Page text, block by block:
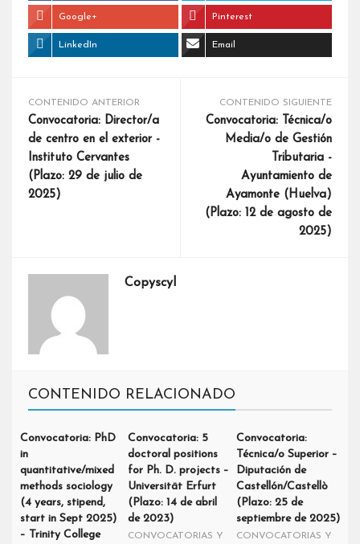
Google+ Pinterest
LinkedIn Email
CONTENIDO ANTERIOR
Convocatoria: Director/a
de centro en el exterior -
Instituto Cervantes
(Plazo: 29 de julio de
2025)
CONTENIDO SIGUIENTE
Convocatoria: Técnica/o
Media/o de Gestión
Tributaria -
Ayuntamiento de
Ayamonte (Huelva)
(Plazo: 12 de agosto de
2025)
Copyscyl
CONTENIDO RELACIONADO
Convocatoria: PhD
in
quantitative/mixed
methods sociology
(4 years, stipend,
start in Sept 2025)
– Trinity College
Convocatoria: 5
doctoral positions
for Ph. D. projects –
Universität Erfurt
(Plazo: 14 de abril
de 2023)
CONVOCATORIAS Y
Convocatoria:
Técnica/o Superior –
Diputación de
Castellón/Castellò
(Plazo: 25 de
septiembre de 2025)
CONVOCATORIAS Y